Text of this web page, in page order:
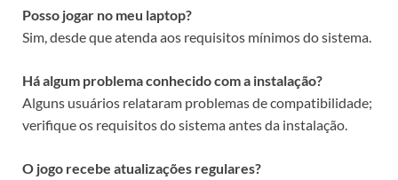
Posso jogar no meu laptop?
Sim, desde que atenda aos requisitos mínimos do sistema.
Há algum problema conhecido com a instalação?
Alguns usuários relataram problemas de compatibilidade;
verifique os requisitos do sistema antes da instalação.
O jogo recebe atualizações regulares?